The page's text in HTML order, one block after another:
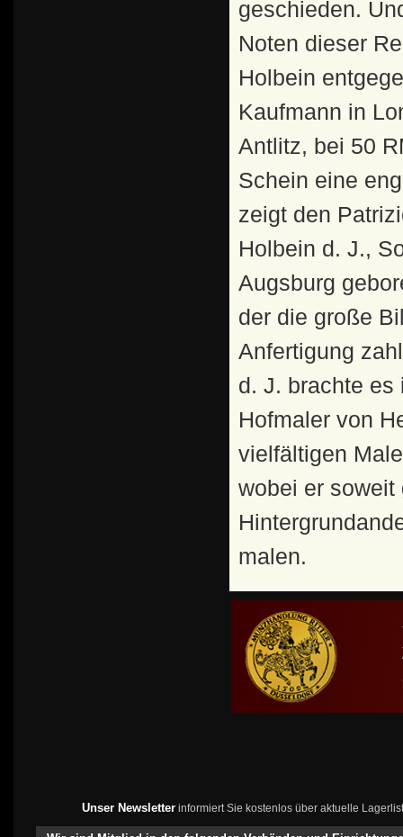
geschieden.
Noten dieser
Holbein
Kaufmann in
Antlitz, bei 50
Schein eine
zeigt den
Holbein d. J.,
Augsburg
der die große
Anfertigung
d. J. brachte es
Hofmaler von
vielfältigen
wobei er soweit
malen.
Unser Newsletterinformiert Sie kostenlos über aktuelle